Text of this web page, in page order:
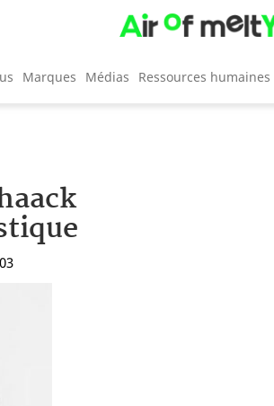
Marques Médias Ressources humaines